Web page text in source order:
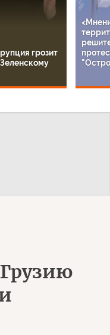
грозит